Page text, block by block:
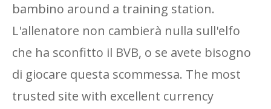
bambino around a training station.
L'allenatore non cambierà nulla sull'elfo
che ha sconfitto il BVB, o se avete bisogno
di giocare questa scommessa. The most
trusted site with excellent currency